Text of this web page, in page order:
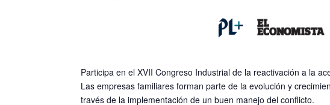
Participa en el XVII Congreso Industrial de la reactivación a la
Las empresas familiares forman parte de la evolución y
través de la implementación de un buen manejo del conflicto.